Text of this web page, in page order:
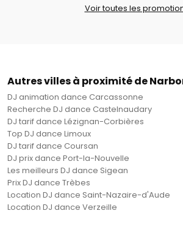
Voir toutes les
Autres villes à proximité de
DJ animation dance Carcassonne
Recherche DJ dance Castelnaudary
DJ tarif dance Lézignan-Corbières
Top DJ dance Limoux
DJ tarif dance Coursan
DJ prix dance Port-la-Nouvelle
Les meilleurs DJ dance Sigean
Prix DJ dance Trèbes
Location DJ dance Saint-Nazaire-d'Aude
Location DJ dance Verzeille